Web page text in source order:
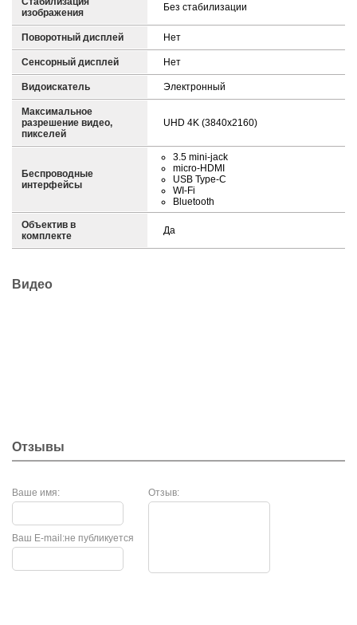
изображения
Без стабилизации
Поворотный дисплей Нет
Сенсорный дисплей Нет
Видоискатель Электронный
Максимальное
разрешение видео,
пикселей
UHD 4K (3840x2160)
Беспроводные
интерфейсы
3.5 mini-jack
micro-HDMI
USB Type-C
WI-Fi
Bluetooth
Объектив в
комплекте
Да
Видео
Отзывы
Ваше имя: Отзыв:
не публикуется
Ваш E-mail: